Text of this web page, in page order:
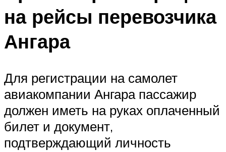
на рейсы перевозчика
Ангара
Для регистрации на самолет
авиакомпании Ангара пассажир
должен иметь на руках оплаченный
билет и документ,
подтверждающий личность